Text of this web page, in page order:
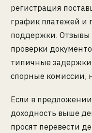
регистрация
график платежей и
поддержки. Отзывы
проверки
типичные
спорные комиссии,
Если в
доходность выше
просят перевести